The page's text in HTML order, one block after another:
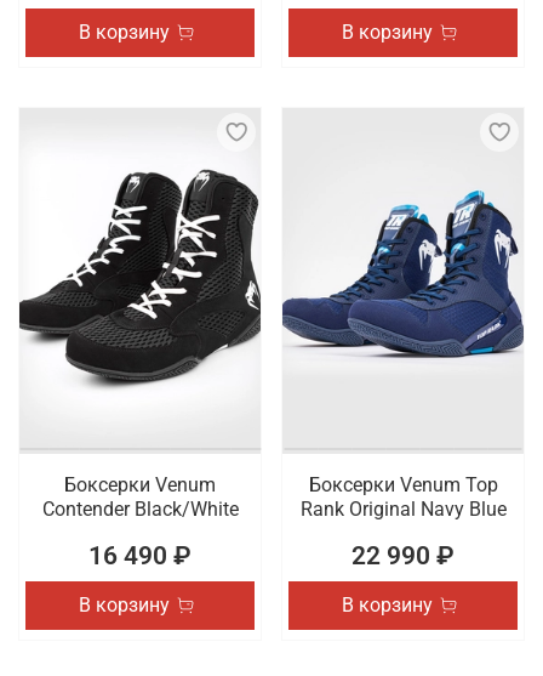
В корзину В корзину
Боксерки Venum
Contender Black/White
16 490 ₽
В корзину
Боксерки Venum Top
Rank Original Navy Blue
22 990 ₽
В корзину